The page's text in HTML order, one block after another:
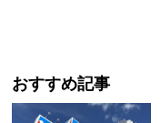
おすすめ記事